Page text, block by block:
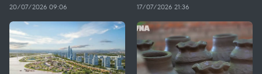
20/07/2026 09:06 17/07/2026 21:36